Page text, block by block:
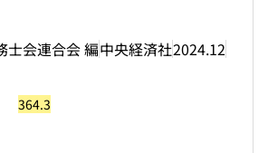
士会連合会 編中央経済社2024.12
364.3